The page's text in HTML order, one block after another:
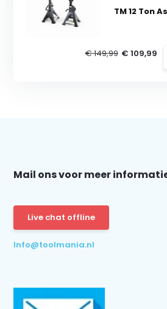
TM 12 Ton
€ 149,99 € 109,99
Mail ons voor meer
Live chat offline
Info@toolmania.nl